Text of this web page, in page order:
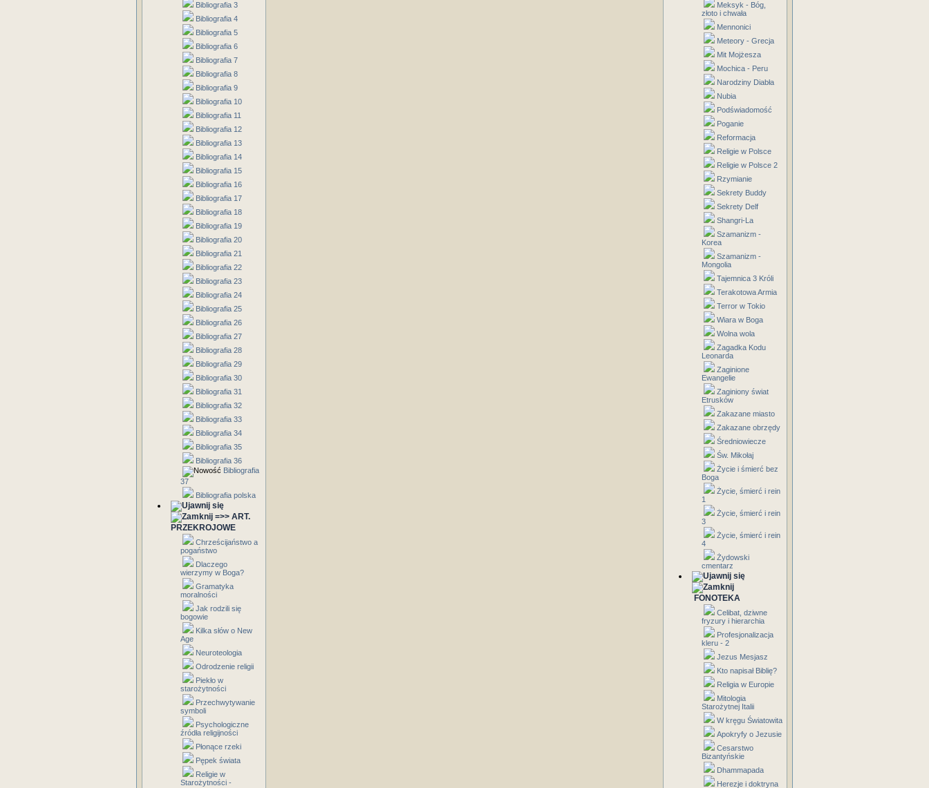
Bibliografia 3
Bibliografia 4
Bibliografia 5
Bibliografia 6
Bibliografia 7
Bibliografia 8
Bibliografia 9
Bibliografia 10
Bibliografia 11
Bibliografia 12
Bibliografia 13
Bibliografia 14
Bibliografia 15
Bibliografia 16
Bibliografia 17
Bibliografia 18
Bibliografia 19
Bibliografia 20
Bibliografia 21
Bibliografia 22
Bibliografia 23
Bibliografia 24
Bibliografia 25
Bibliografia 26
Bibliografia 27
Bibliografia 28
Bibliografia 29
Bibliografia 30
Bibliografia 31
Bibliografia 32
Bibliografia 33
Bibliografia 34
Bibliografia 35
Bibliografia 36
Bibliografia
37
Bibliografia polska
=>> ART.
PRZEKROJOWE
Chrześcijaństwo a
pogaństwo
Dlaczego
wierzymy w Boga?
Gramatyka
moralności
Jak rodzili się
bogowie
Kilka słów o New
Age
Neuroteologia
Odrodzenie religii
Piekło w
starożytności
Przechwytywanie
symboli
Psychologiczne
źródła religijności
Płonące rzeki
Pępek świata
Religie w
Starożytności -
Meksyk - Bóg,
złoto i chwała
Mennonici
Meteory - Grecja
Mit Mojżesza
Mochica - Peru
Narodziny Diabła
Nubia
Podświadomość
Poganie
Reformacja
Religie w Polsce
Religie w Polsce 2
Rzymianie
Sekrety Buddy
Sekrety Delf
Shangri-La
Szamanizm -
Korea
Szamanizm -
Mongolia
Tajemnica 3 Króli
Terakotowa Armia
Terror w Tokio
Wiara w Boga
Wolna wola
Zagadka Kodu
Leonarda
Zaginione
Ewangelie
Zaginiony świat
Etrusków
Zakazane miasto
Zakazane obrzędy
Średniowiecze
Św. Mikołaj
Życie i śmierć bez
Boga
Życie, śmierć i rein
1
Życie, śmierć i rein
3
Życie, śmierć i rein
4
Żydowski
cmentarz
FONOTEKA
Celibat, dziwne
fryzury i hierarchia
Profesjonalizacja
kleru - 2
Jezus Mesjasz
Kto napisał Biblię?
Religia w Europie
Mitologia
Starożytnej Italii
W kręgu Światowita
Apokryfy o Jezusie
Cesarstwo
Bizantyńskie
Dhammapada
Herezje i doktryna